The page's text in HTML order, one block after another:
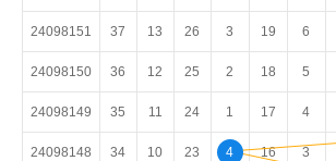
24098151 37 13 26 3 19 6
24098150 36 12 25 2 18 5
24098149 35 11 24 1 17 4
24098148 34 10 23 4 16 3